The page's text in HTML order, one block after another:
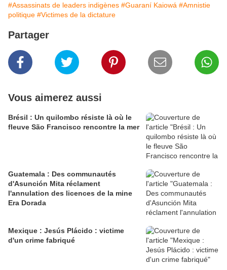
#Assassinats de leaders indigènes #Guaraní Kaiowá #Amnistie
politique #Victimes de la dictature
Partager
Vous aimerez aussi
Brésil : Un quilombo résiste là où le
fleuve São Francisco rencontre la mer
Guatemala : Des communautés
d'Asunción Mita réclament
l'annulation des licences de la mine
Era Dorada
Mexique : Jesús Plácido : victime
d'un crime fabriqué